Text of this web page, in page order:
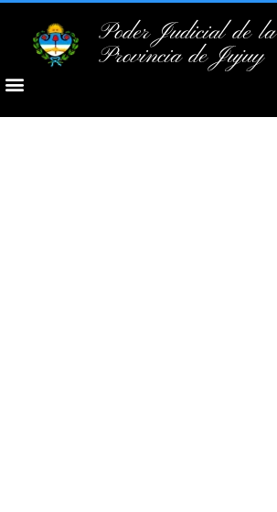
Poder Judicial de la
Provincia de Jujuy